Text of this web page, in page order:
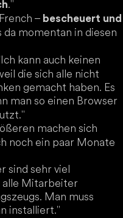
."
– bescheuert und
da momentan in diesen
kann auch keinen
die sich alle nicht
gemacht haben. Es
man so einen Browser
machen sich
noch ein paar Monate
sind sehr viel
alle Mitarbeiter
Man muss
installiert."